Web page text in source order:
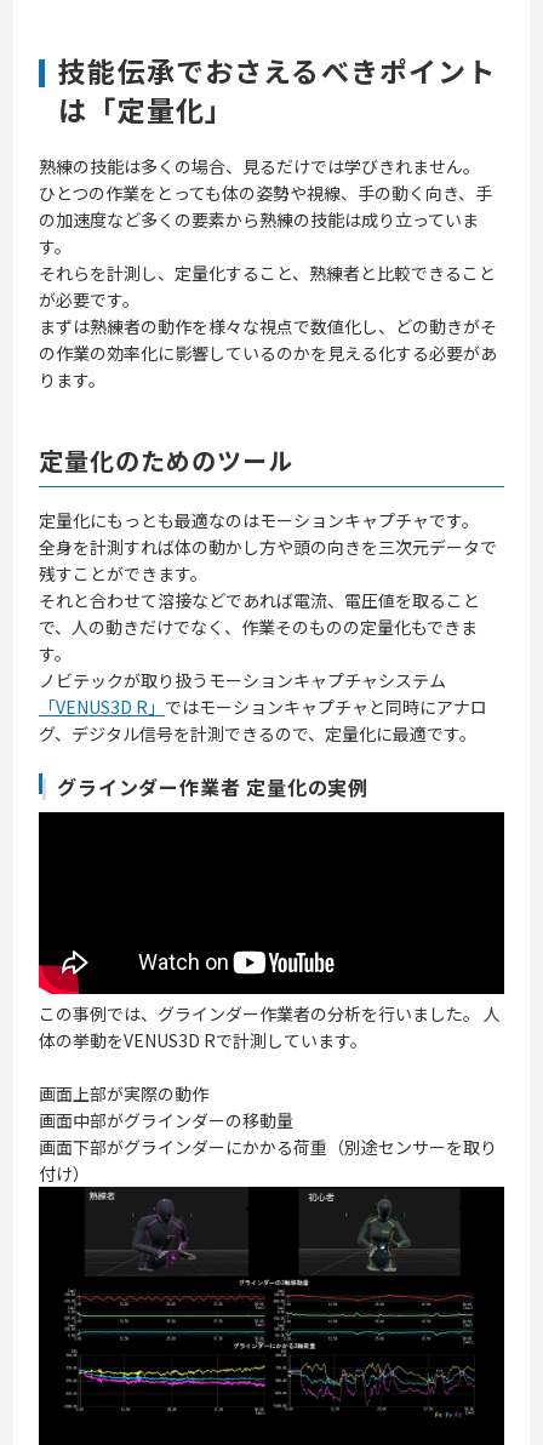
技能伝承でおさえるべきポイント
は「定量化」
熟練の技能は多くの場合、見るだけでは学びきれません。
ひとつの作業をとっても体の姿勢や視線、手の動く向き、手
の加速度など多くの要素から熟練の技能は成り立っていま
す。
それらを計測し、定量化すること、熟練者と比較できること
が必要です。
まずは熟練者の動作を様々な視点で数値化し、どの動きがそ
の作業の効率化に影響しているのかを見える化する必要があ
ります。
定量化のためのツール
定量化にもっとも最適なのはモーションキャプチャです。
全身を計測すれば体の動かし方や頭の向きを三次元データで
残すことができます。
それと合わせて溶接などであれば電流、電圧値を取ること
で、人の動きだけでなく、作業そのものの定量化もできま
す。
ノビテックが取り扱うモーションキャプチャシステム
「VENUS3D R」 ではモーションキャプチャと同時にアナロ
グ、デジタル信号を計測できるので、定量化に最適です。
グラインダー作業者 定量化の実例
この事例では、グラインダー作業者の分析を行いました。 人
体の挙動をVENUS3D Rで計測しています。
画面上部が実際の動作
画面中部がグラインダーの移動量
画面下部がグラインダーにかかる荷重（別途センサーを取り
付け）